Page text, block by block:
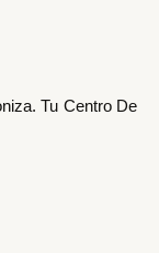
Tu Centro De